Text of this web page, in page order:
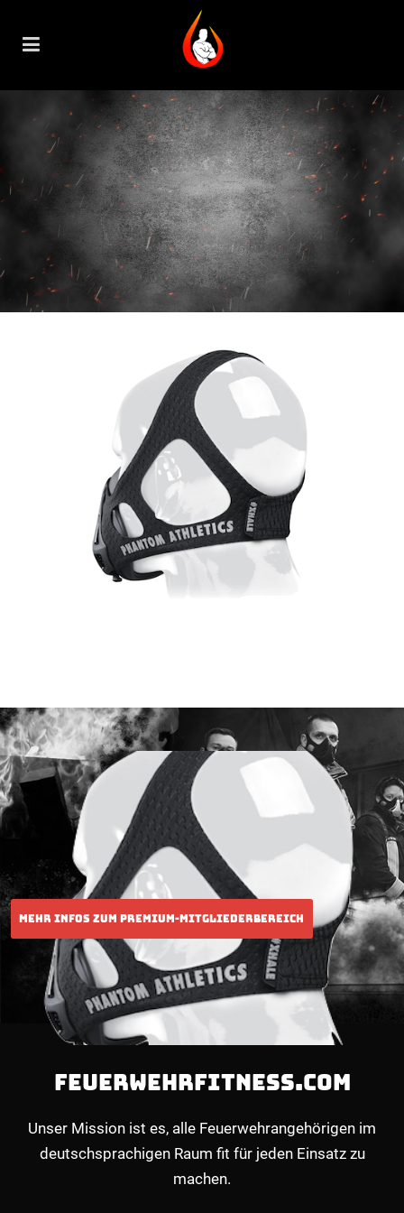
FEUERWEHRFITNESS.COM
Unser Mission ist es, alle Feuerwehrangehörigen im
deutschsprachigen Raum fit für jeden Einsatz zu
machen.